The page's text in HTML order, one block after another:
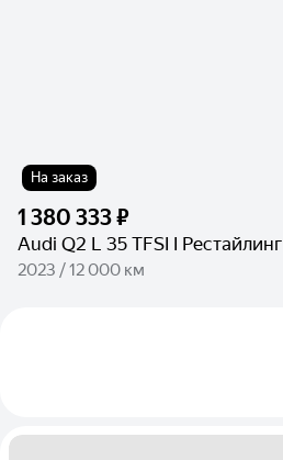
На заказ
1 380 333 ₽
Audi Q2 L 35 TFSI I Рестайлинг
2023 / 12 000 км